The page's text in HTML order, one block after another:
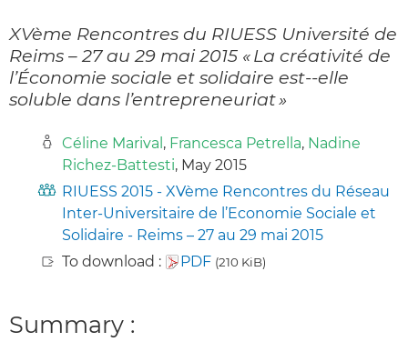
XVème Rencontres du RIUESS Université de
Reims – 27 au 29 mai 2015 « La créativité de
l’Économie sociale et solidaire est-­‐elle
soluble dans l’entrepreneuriat »
Céline Marival , Francesca Petrella, Nadine
Richez-Battesti, May 2015
RIUESS 2015 - XVème Rencontres du Réseau
Inter-Universitaire de l’Economie Sociale et
Solidaire - Reims – 27 au 29 mai 2015
To download :
PDF (210 KiB)
Summary :